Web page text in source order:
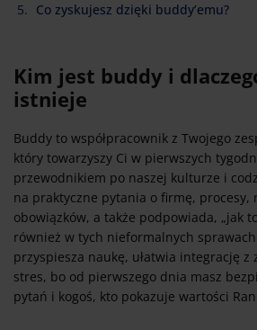
Co zyskujesz dzięki buddy’emu?
Kim jest buddy i
istnieje
Buddy to współpracownik z Twojego
który towarzyszy Ci w pierwszych
przewodnikiem po naszej kulturze i
na praktyczne pytania o firmę, procesy,
obowiązków, a także podpowiada, „jak
również w tych nieformalnych
przyspiesza naukę, ułatwia integrację z
stres, bo od pierwszego dnia masz
pytań i kogoś, kto pokazuje wartości